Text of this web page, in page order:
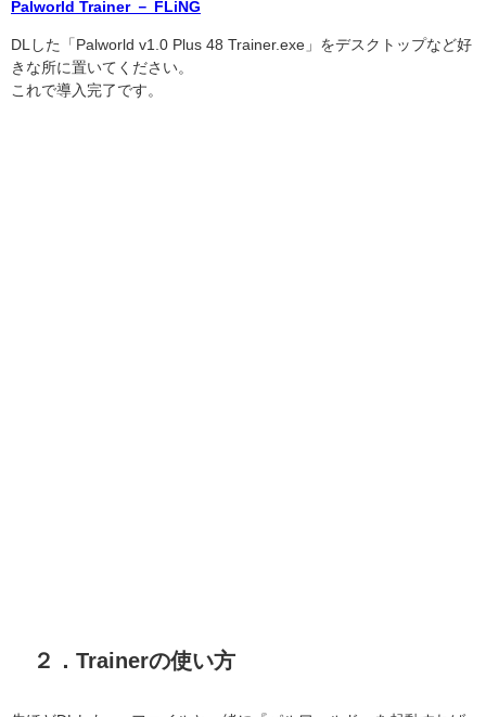
Palworld Trainer － FLiNG
DLした「Palworld v1.0 Plus 48 Trainer.exe」をデスクトップなど好
きな所に置いてください。
これで導入完了です。
２．Trainerの使い方